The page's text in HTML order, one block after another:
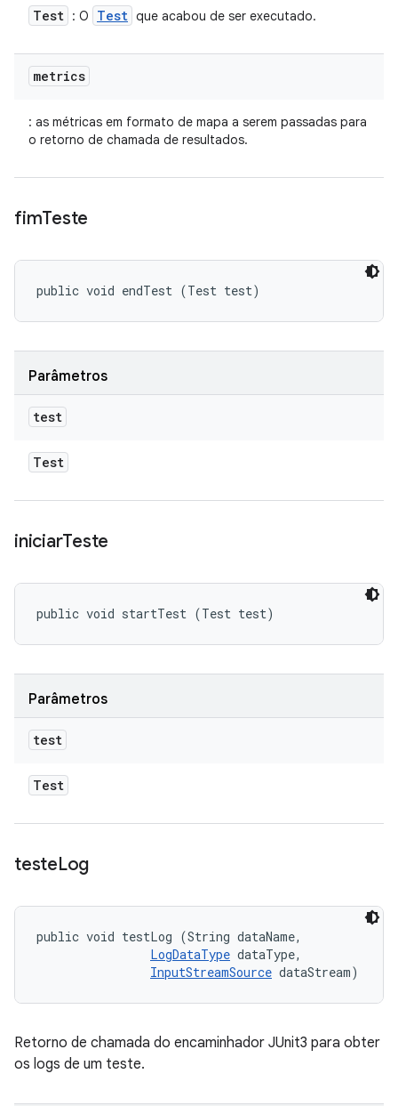
Test : O Test que acabou de ser executado.
metrics
: as métricas em formato de mapa a serem passadas para
o retorno de chamada de resultados.
fimTeste
public void endTest (Test test)
Parâmetros
test
Test
iniciarTeste
public void startTest (Test test)
Parâmetros
test
Test
testeLog
public void testLog (String dataName,
LogDataType dataType,
InputStreamSource dataStream)
Retorno de chamada do encaminhador JUnit3 para obter
os logs de um teste.